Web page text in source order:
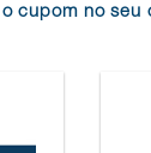
cupom no seu